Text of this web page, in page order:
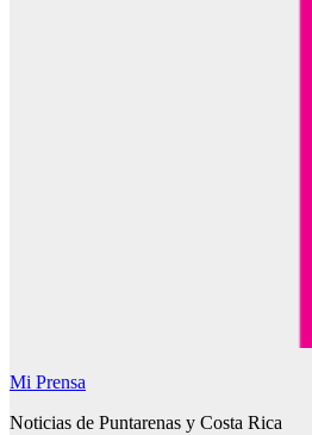
Mi Prensa
Noticias de Puntarenas y Costa Rica